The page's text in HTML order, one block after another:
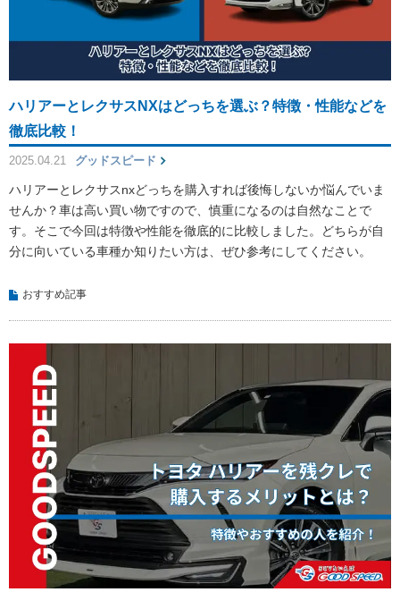
ハリアーとレクサスNXはどっちを選ぶ？特徴・性能などを
徹底比較！
2025.04.21 グッドスピード
ハリアーとレクサスnxどっちを購入すれば後悔しないか悩んでいま
せんか？車は高い買い物ですので、慎重になるのは自然なことで
す。そこで今回は特徴や性能を徹底的に比較しました。どちらが自
分に向いている車種か知りたい方は、ぜひ参考にしてください。
おすすめ記事